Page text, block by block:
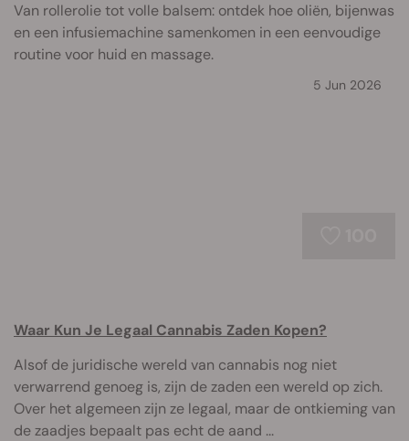
Van rollerolie tot volle balsem: ontdek hoe oliën, bijenwas
en een infusiemachine samenkomen in een eenvoudige
routine voor huid en massage.
5 Jun 2026
Waar Kun Je Legaal Cannabis Zaden Kopen?
Alsof de juridische wereld van cannabis nog niet
verwarrend genoeg is, zijn de zaden een wereld op zich.
Over het algemeen zijn ze legaal, maar de ontkieming van
de zaadjes bepaalt pas echt de aand ...